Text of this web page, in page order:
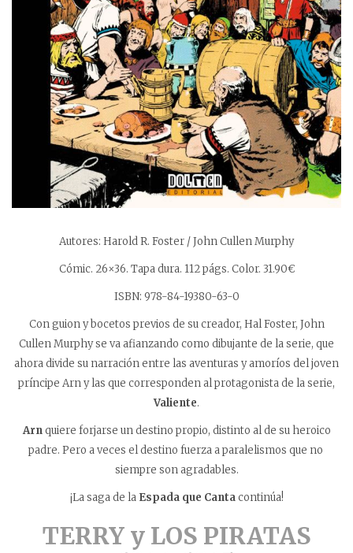
Autores: Harold R. Foster / John Cullen Murphy
Cómic. 26×36. Tapa dura. 112 págs. Color. 31.90€
ISBN: 978-84-19380-63-0
Con guion y bocetos previos de su creador, Hal Foster, John
Cullen Murphy se va afianzando como dibujante de la serie, que
ahora divide su narración entre las aventuras y amoríos del joven
príncipe Arn y las que corresponden al protagonista de la serie,
Valiente.
Arnquiere forjarse un destino propio, distinto al de su heroico
padre. Pero a veces el destino fuerza a paralelismos que no
siempre son agradables.
¡La saga de la Espada que Cantacontinúa!
TERRY y LOS PIRATAS